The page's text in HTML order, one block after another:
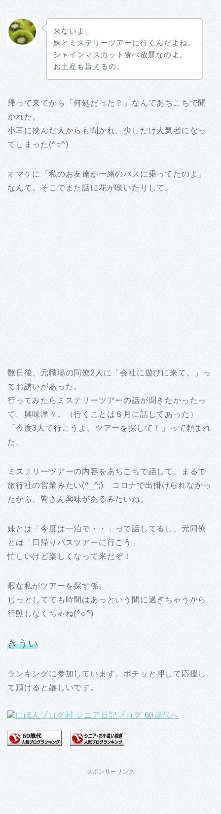
来ないよ。
妹とミステリーツアーに行くんだよね。
シャインマスカット食べ放題なのよ。
お土産も貰えるの。
帰って来てから「何処だった？」なんてあちこちで聞
かれた。
小耳に挟んだ人からも聞かれ、少しだけ人気者になっ
てしまった(^○^)
オマケに「私のお友達が一緒のバスに乗ってたのよ」
なんて。そこでまた話に花が咲いたりして。
数日後、元職場の同僚2人に「会社に遊びに来て。」っ
てお誘いがあった。
行ってみたらミステリーツアーの話が聞きたかったっ
て。興味津々。（行くことは８月に話してあった）
「今度3人で行こうよ。ツアーを探して！」って頼まれ
た。
ミステリーツアーの内容をあちこちで話して、まるで
旅行社の営業みたい(^_^;) コロナで出掛けられなかっ
たから、皆さん興味があるみたいね。
妹とは「今度は一泊で・・」って話してるし、元同僚
とは「日帰りバスツアーに行こう」
忙しいけど楽しくなって来たぞ！
暇な私がツアーを探す係。
じっとしてても時間はあっという間に過ぎちゃうから
行動しなくちゃね(^○^)
きうい
ランキングに参加しています。ポチッと押して応援し
て頂けると嬉しいです。
スポンサーリンク